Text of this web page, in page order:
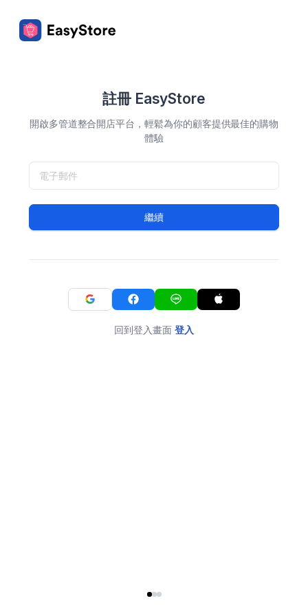
註冊 EasyStore
開啟多管道整合開店平台，輕鬆為你的顧客提供最佳的購物
體驗
繼續
回到登入畫面 登入